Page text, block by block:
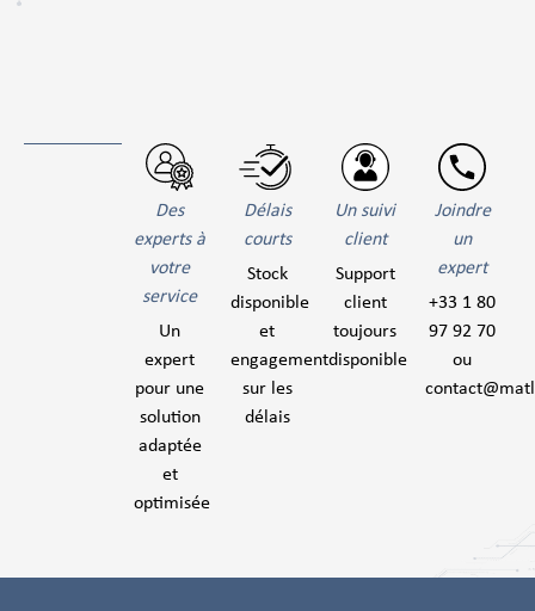
Des
experts à
votre
service
Un
expert
pour une
solution
adaptée
et
optimisée
Délais
courts
Stock
disponible
et
engagement
sur les
délais
Un suivi
client
Support
client
toujours
disponible
Joindre
un
expert
+33 1 80
97 92 70
ou